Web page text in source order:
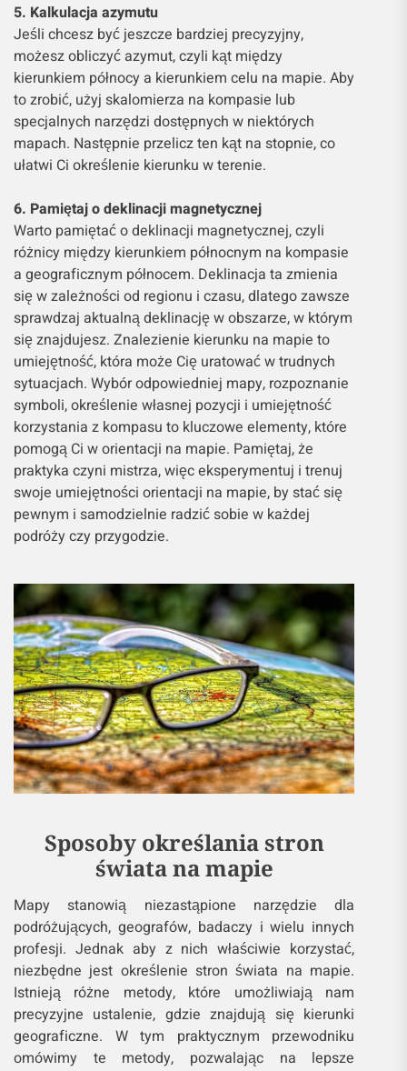
5. Kalkulacja azymutu
Jeśli chcesz być jeszcze bardziej precyzyjny,
możesz obliczyć azymut, czyli kąt między
kierunkiem północy a kierunkiem celu na mapie. Aby
to zrobić, użyj skalomierza na kompasie lub
specjalnych narzędzi dostępnych w niektórych
mapach. Następnie przelicz ten kąt na stopnie, co
ułatwi Ci określenie kierunku w terenie.
6. Pamiętaj o deklinacji magnetycznej
Warto pamiętać o deklinacji magnetycznej, czyli
różnicy między kierunkiem północnym na kompasie
a geograficznym północem. Deklinacja ta zmienia
się w zależności od regionu i czasu, dlatego zawsze
sprawdzaj aktualną deklinację w obszarze, w którym
się znajdujesz. Znalezienie kierunku na mapie to
umiejętność, która może Cię uratować w trudnych
sytuacjach. Wybór odpowiedniej mapy, rozpoznanie
symboli, określenie własnej pozycji i umiejętność
korzystania z kompasu to kluczowe elementy, które
pomogą Ci w orientacji na mapie. Pamiętaj, że
praktyka czyni mistrza, więc eksperymentuj i trenuj
swoje umiejętności orientacji na mapie, by stać się
pewnym i samodzielnie radzić sobie w każdej
podróży czy przygodzie.
Sposoby określania stron
świata na mapie
Mapy stanowią niezastąpione narzędzie dla
podróżujących, geografów, badaczy i wielu innych
profesji. Jednak aby z nich właściwie korzystać,
niezbędne jest określenie stron świata na mapie.
Istnieją różne metody, które umożliwiają nam
precyzyjne ustalenie, gdzie znajdują się kierunki
geograficzne. W tym praktycznym przewodniku
omówimy te metody, pozwalając na lepsze